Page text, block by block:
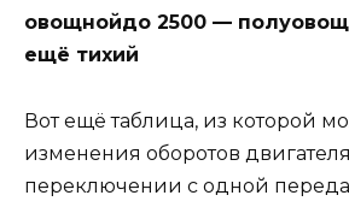
овощнойдо 2500 —
ещё тихий
Вот ещё таблица, из которой
изменения оборотов
переключении с одной